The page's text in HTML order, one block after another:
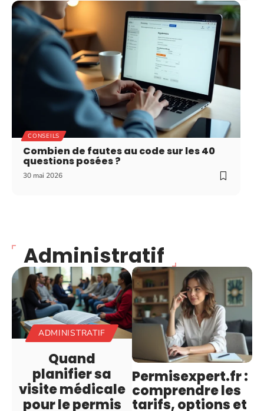
CONSEILS
Combien de fautes au code sur les 40
questions posées ?
30 mai 2026
Administratif
ADMINISTRATIF
Quand
planifier sa
visite médicale
pour le permis
Permisexpert.fr :
comprendre les
tarifs, options et